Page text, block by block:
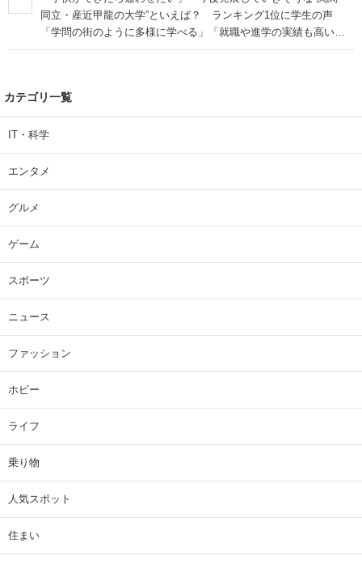
同立・産近甲龍の大学”といえば？ ランキング1位に学生の声
「学問の街のように多様に学べる」「就職や進学の実績も高い」
| 大学 ねとらぼリサーチ
カテゴリ一覧
IT・科学
エンタメ
グルメ
ゲーム
スポーツ
ニュース
ファッション
ホビー
ライフ
乗り物
人気スポット
住まい